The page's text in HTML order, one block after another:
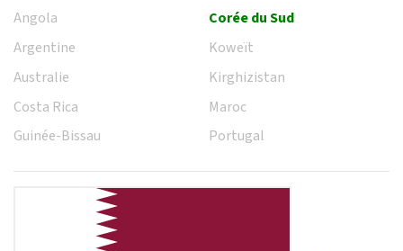
Angola
Argentine
Australie
Costa Rica
Guinée-Bissau
Corée du Sud
Koweït
Kirghizistan
Maroc
Portugal